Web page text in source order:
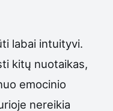
labai intuityvi.
kitų nuotaikas,
emocinio
nereikia